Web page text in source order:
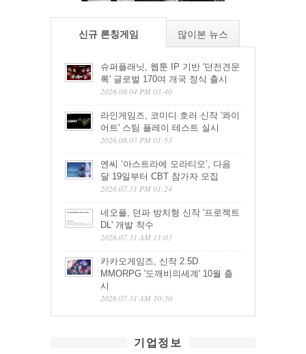
신규 론칭게임 많이본 뉴스
슈퍼플래닛, 웹툰 IP 기반 '던전견문
록' 글로벌 170여 개국 정식 출시
2026.08.04 PM 03:40
라인게임즈, 코미디 호러 신작 '콰이
어트' 스팀 플레이 테스트 실시
2026.08.03 PM 01:53
엔씨 ‘아스트라에 오라티오’, 다음
달 19일부터 CBT 참가자 모집
2026.07.31 PM 01:24
네오플, 던파 방치형 신작 '프로젝트
DL' 개발 착수
2026.07.31 AM 11:03
카카오게임즈, 신작 2.5D
MMORPG '도깨비의세계' 10월 출
시
2026.07.31 AM 10:30
기업정보